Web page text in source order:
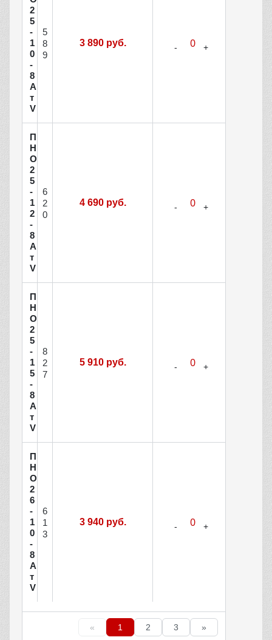
2
5
-
1
0
-
8
А
т
V
5
8
9
3 890 руб.
П
Н
О
2
5
-
1
2
-
8
А
т
V
6
2
0
4 690 руб.
П
Н
О
2
5
-
1
5
-
8
А
т
V
8
2
7
5 910 руб.
П
Н
О
2
6
-
1
0
-
8
А
т
V
6
1
3
3 940 руб.
« 1 2 3 »